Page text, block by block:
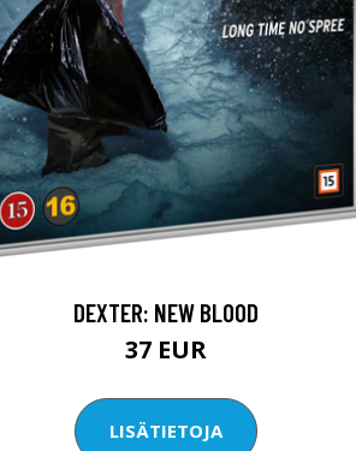
DEXTER: NEW BLOOD
37 EUR
LISÄTIETOJA